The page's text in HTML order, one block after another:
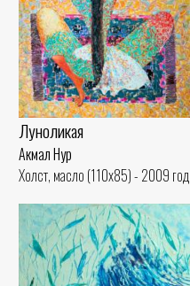
Луноликая
Акмал Нур
Холст, масло (110x85) - 2009 год